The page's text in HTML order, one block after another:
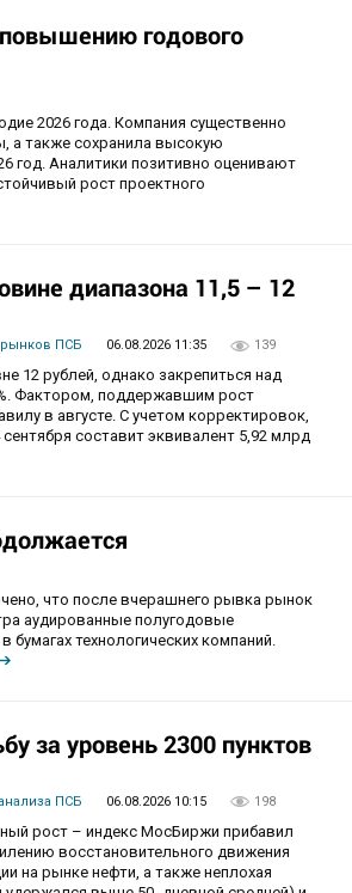
годового
2026 года. Компания существенно
а также сохранила высокую
год. Аналитики позитивно оценивают
рост проектного
диапазона 11,5 – 12
рынков ПСБ 06.08.2026 11:35 139
12 рублей, однако закрепиться над
Фактором, поддержавшим рост
в августе. С учетом корректировок,
составит эквивалент 5,92 млрд
что после вчерашнего рывка рынок
аудированные полугодовые
технологических компаний.
за уровень 2300 пунктов
ПСБ 06.08.2026 10:15 198
рост – индекс МосБиржи прибавил
восстановительного движения
на рынке нефти, а также неплохая